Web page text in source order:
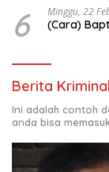
6 Minggu, 22
(Cara)
Berita Kriminal
Ini adalah contoh
anda bisa